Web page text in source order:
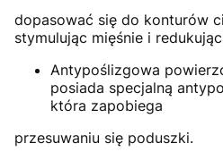
dopasować się do konturów
stymulując mięśnie i
Antypoślizgowa
posiada specjalną
która zapobiega
przesuwaniu się poduszki.